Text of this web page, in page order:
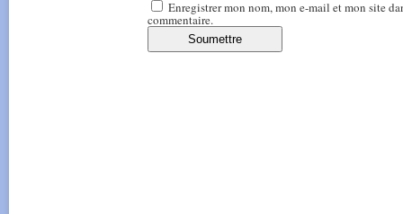
Enregistrer mon nom, mon e-mail et mon site
commentaire.